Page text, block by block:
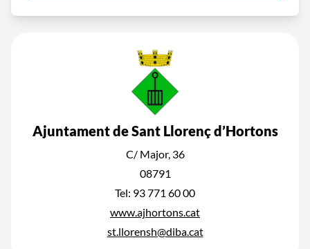
Ajuntament de Sant Llorenç d’Hortons
C/ Major, 36
08791
Tel: 93 771 60 00
www.ajhortons.cat
st.llorensh@diba.cat